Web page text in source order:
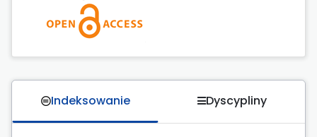
Indeksowanie Dyscypliny